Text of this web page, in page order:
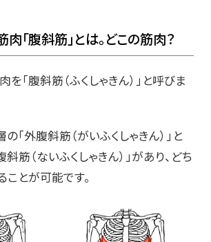
「腹斜筋」とは。どこの筋肉？
「腹斜筋（ふくしゃきん）」と呼びま
「外腹斜筋（がいふくしゃきん）」と
筋（ないふくしゃきん）」があり、どち
とが可能です。